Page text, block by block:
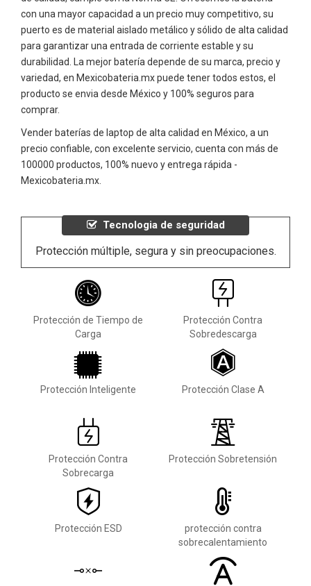
con una mayor capacidad a un precio muy competitivo, su
puerto es de material aislado metálico y sólido de alta calidad
para garantizar una entrada de corriente estable y su
durabilidad. La mejor batería depende de su marca, precio y
variedad, en Mexicobateria.mx puede tener todos estos, el
producto se envia desde México y 100% seguros para
comprar.
Vender baterías de laptop de alta calidad en México, a un
precio confiable, con excelente servicio, cuenta con más de
100000 productos, 100% nuevo y entrega rápida -
Mexicobateria.mx.
Tecnologia de seguridad
Protección múltiple, segura y sin preocupaciones.
Protección de Tiempo de
Carga
Protección Contra
Sobredescarga
Protección Inteligente Protección Clase A
Protección Contra
Sobrecarga
Protección Sobretensión
Protección ESD
protección contra
sobrecalentamiento